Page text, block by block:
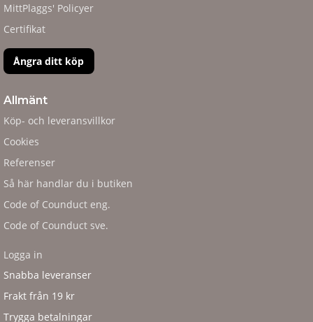
MittPlaggs' Policyer
Certifikat
Ångra ditt köp
Allmänt
Köp- och leveransvillkor
Cookies
Referenser
Så här handlar du i butiken
Code of Counduct eng.
Code of Counduct sve.
Logga in
Snabba leveranser
Frakt från 19 kr
Trygga betalningar